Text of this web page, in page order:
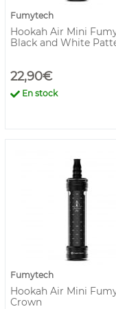
Fumytech
Hookah Air Mini
Black and White
22,90€
En stock
Fumytech
Hookah Air Mini
Crown